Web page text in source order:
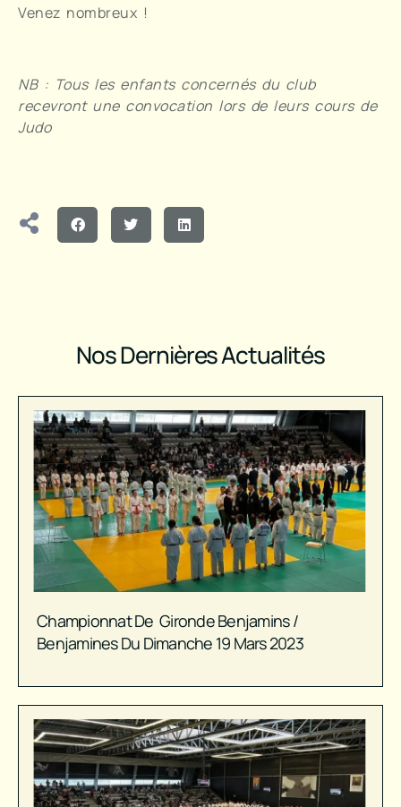
Venez nombreux !
NB : Tous les enfants concernés du club
recevront une convocation lors de leurs cours de
Judo
Nos Dernières Actualités
Championnat De Gironde Benjamins /
Benjamines Du Dimanche 19 Mars 2023